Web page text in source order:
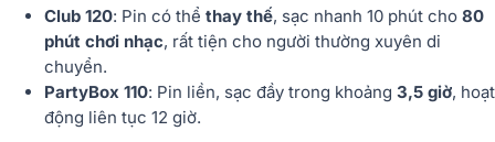
Club 120: Pin có thể thay thế, sạc nhanh 10 phút cho 80
phút chơi nhạc, rất tiện cho người thường xuyên di
chuyển.
PartyBox 110: Pin liền, sạc đầy trong khoảng 3,5 giờ, hoạt
động liên tục 12 giờ.